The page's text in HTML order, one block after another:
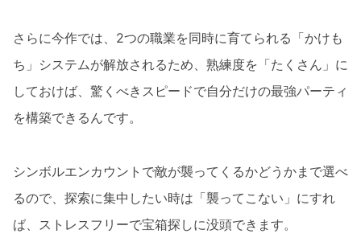
さらに今作では、2つの職業を同時に育てられる「かけも
ち」システムが解放されるため、熟練度を「たくさん」に
しておけば、驚くべきスピードで自分だけの最強パーティ
を構築できるんです。
シンボルエンカウントで敵が襲ってくるかどうかまで選べ
るので、探索に集中したい時は「襲ってこない」にすれ
ば、ストレスフリーで宝箱探しに没頭できます。